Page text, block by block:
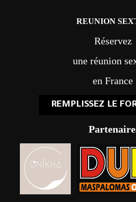
REUNION
Réservez
une réunion
en France
REMPLISSEZ LE